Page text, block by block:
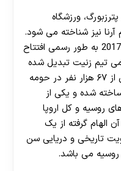
ورزشگاه
نیز شناخته می شود.
این ورزشگاه مدرن و بزرگ در سال 2017 به طور رسمی افتتاح
تیم زنیت تبدیل شده
است. این ورزشگاه با گنجایش بیش از ۶۷ هزار نفر در حومه
شده و یکی از
روسیه و کل اروپا
گرفته از یک
تاریخی و دریایی سن
روسیه می باشد.